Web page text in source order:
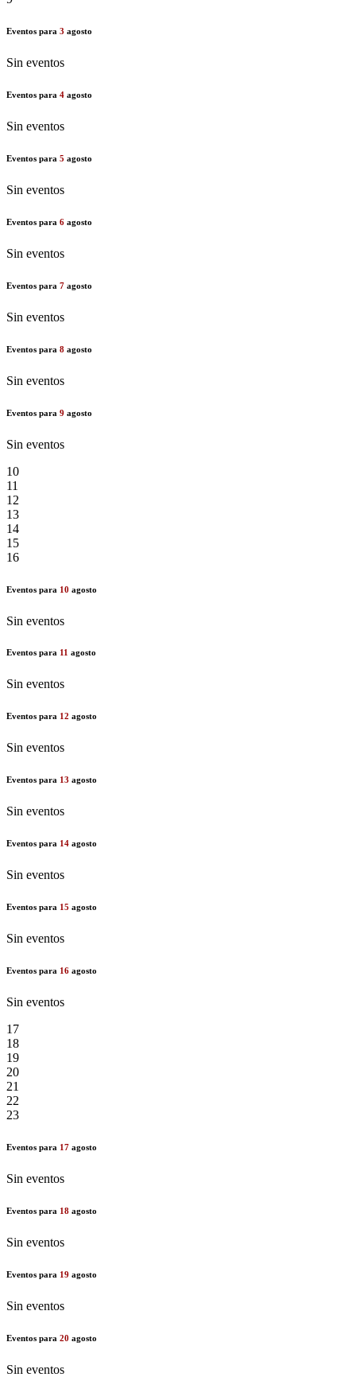
Eventos para 3 agosto
Sin eventos
Eventos para 4 agosto
Sin eventos
Eventos para 5 agosto
Sin eventos
Eventos para 6 agosto
Sin eventos
Eventos para 7 agosto
Sin eventos
Eventos para 8 agosto
Sin eventos
Eventos para 9 agosto
Sin eventos
10
11
12
13
14
15
16
Eventos para 10 agosto
Sin eventos
Eventos para 11 agosto
Sin eventos
Eventos para 12 agosto
Sin eventos
Eventos para 13 agosto
Sin eventos
Eventos para 14 agosto
Sin eventos
Eventos para 15 agosto
Sin eventos
Eventos para 16 agosto
Sin eventos
17
18
19
20
21
22
23
Eventos para 17 agosto
Sin eventos
Eventos para 18 agosto
Sin eventos
Eventos para 19 agosto
Sin eventos
Eventos para 20 agosto
Sin eventos